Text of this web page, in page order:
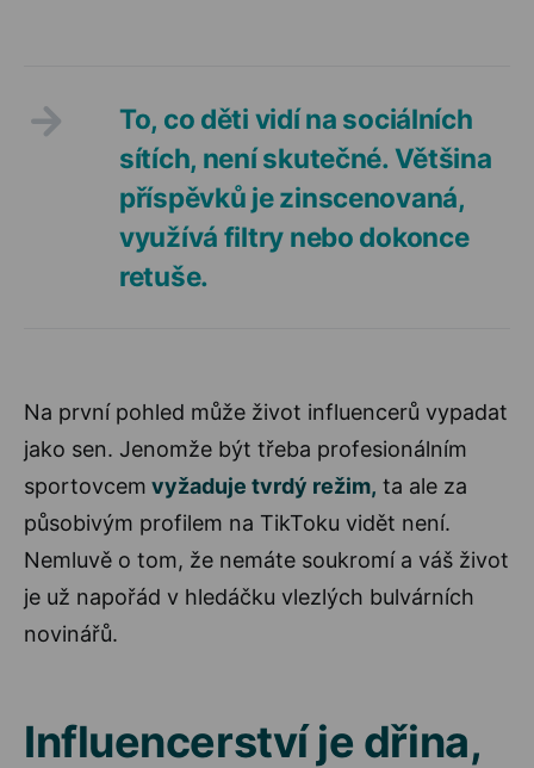
To, co děti vidí na sociálních
sítích, není skutečné. Většina
příspěvků je zinscenovaná,
využívá filtry nebo dokonce
retuše.
Na první pohled může život influencerů vypadat
jako sen. Jenomže být třeba profesionálním
sportovcem vyžaduje tvrdý režim, ta ale za
působivým profilem na TikToku vidět není.
Nemluvě o tom, že nemáte soukromí a váš život
je už napořád v hledáčku vlezlých bulvárních
novinářů.
Influencerství je dřina,